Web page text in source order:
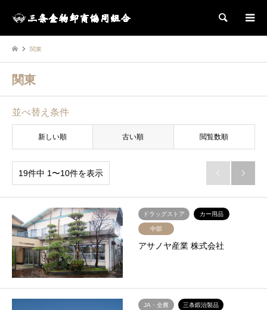
検索
関東
関東
並べ替え条件
新しい順 古い順 閲覧数順
19件中 1〜10件を表示  
ドラッグストア カー用品
中部
アサノヤ産業 株式会社
JA・全農 三条鍛治製品